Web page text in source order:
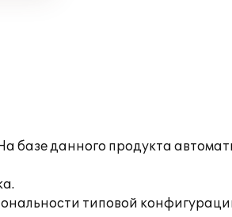
данного продукта
типовой